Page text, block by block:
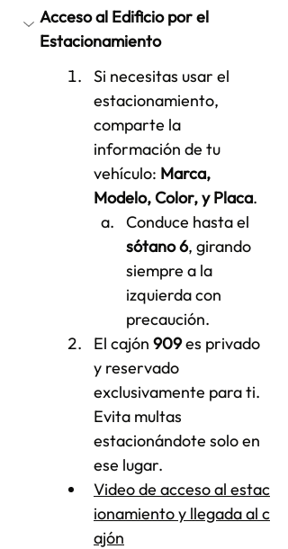
Acceso al Edificio por el
Estacionamiento
Si necesitas usar el
estacionamiento,
comparte la
información de tu
vehículo: Marca,
Modelo, Color, y Placa.
Conduce hasta el
sótano 6, girando
siempre a la
izquierda con
precaución.
El cajón 909 es privado
y reservado
exclusivamente para ti.
Evita multas
estacionándote solo en
ese lugar.
Video de acceso al estac
ionamiento y llegada al c
ajón